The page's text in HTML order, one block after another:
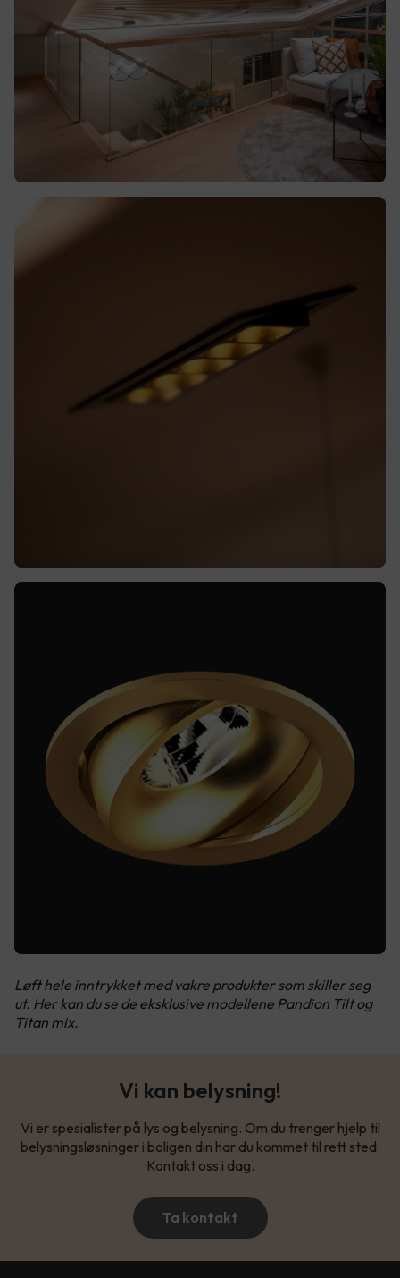
Løft hele inntrykket med vakre produkter som skiller seg
ut. Her kan du se de eksklusive modellene Pandion Tilt og
Titan mix.
Vi kan belysning!
Vi er spesialister på lys og belysning. Om du trenger hjelp til
belysningsløsninger i boligen din har du kommet til rett sted.
Kontakt oss i dag.
Ta kontakt